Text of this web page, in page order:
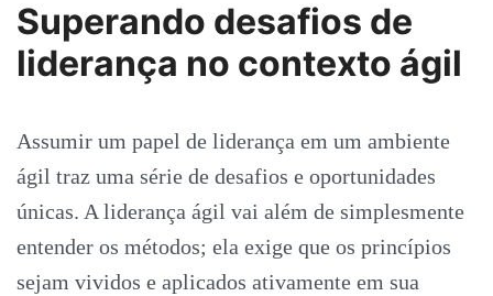
Superando desafios de
liderança no contexto ágil
Assumir um papel de liderança em um ambiente
ágil traz uma série de desafios e oportunidades
únicas. A liderança ágil vai além de simplesmente
entender os métodos; ela exige que os princípios
sejam vividos e aplicados ativamente em sua